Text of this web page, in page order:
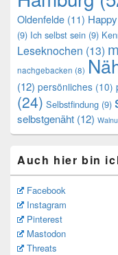
Oldenfelde (11)
(9) Ich selbst sein (9)
Leseknochen (13)
nachgebacken (8)
(12) persönliches (10)
(24) Selbstfindung (9)
selbstgenäht (12)
Auch hier bin
Facebook
Instagram
Pinterest
Mastodon
Threats